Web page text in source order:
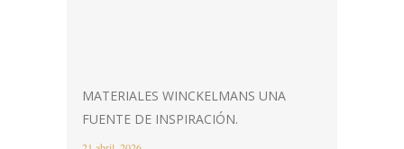
MATERIALES WINCKELMANS UNA
FUENTE DE INSPIRACIÓN.